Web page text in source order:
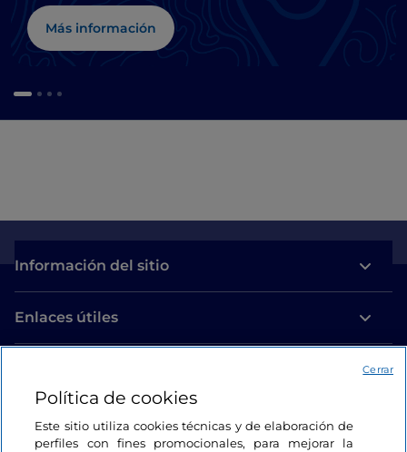
Más información
Información del sitio
Enlaces útiles
Estamos en contacto
Política de cookies
Este sitio utiliza cookies técnicas y de elaboración de
perfiles con fines promocionales, para mejorar la
Cerrar